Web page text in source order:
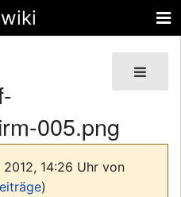
005.png
14:26 Uhr von
)